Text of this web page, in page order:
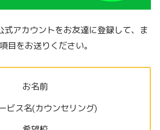
式アカウントをお友達に登録して、ま
目をお送りください。
お名前
ビス名(カウンセリング)